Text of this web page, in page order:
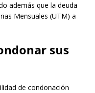
además que la deuda
Mensuales (UTM) a
sus
de condonación